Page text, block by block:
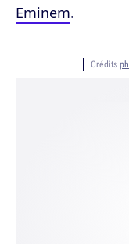
Eminem.
Crédits